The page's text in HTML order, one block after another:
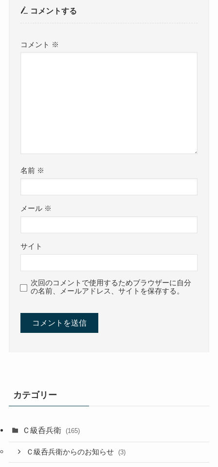
コメントする
コメント ※
名前 ※
メール ※
サイト
次回のコメントで使用するためブラウザーに自分
の名前、メールアドレス、サイトを保存する。
カテゴリー
Ｃ級呑兵衛 (165)
Ｃ級呑兵衛からのお知らせ (3)